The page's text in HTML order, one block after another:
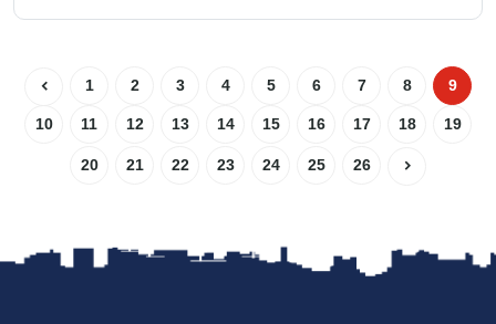
1 2 3 4 5 6 7 8 9
10 11 12 13 14 15 16 17 18 19
20 21 22 23 24 25 26